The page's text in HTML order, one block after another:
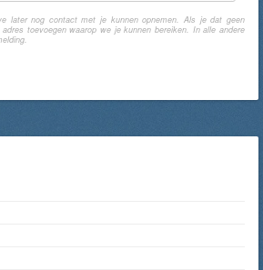
later nog contact met je kunnen opnemen. Als je dat geen
toevoegen waarop we je kunnen bereiken. In alle andere